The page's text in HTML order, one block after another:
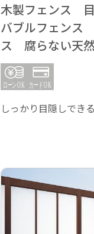
木製フェンス
バブルフェンス
ス 腐らない天
しっかり目隠しでき